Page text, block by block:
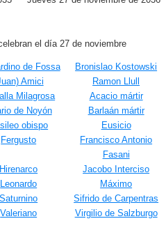
el día 27 de noviembre
de Fossa
Amici
Bronislao Kostowski
Ramon Llull
Milagrosa
Acacio mártir
de Noyón
Barlaán mártir
obispo
Eusicio
Fergusto
Francisco Antonio
Fasani
Hirenarco
Jacobo Interciso
Leonardo
Máximo
Saturnino
Sifrido de Carpentras
Valeriano
Virgilio de Salzburgo